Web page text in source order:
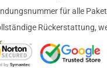
für alle
Rückerstattung,